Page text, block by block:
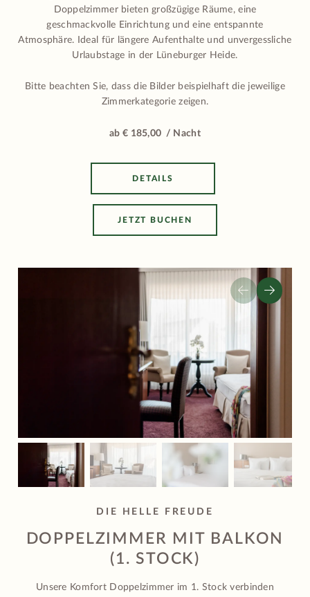
Doppelzimmer bieten großzügige Räume, eine
geschmackvolle Einrichtung und eine entspannte
Atmosphäre. Ideal für längere Aufenthalte und unvergessliche
Urlaubstage in der Lüneburger Heide.
Bitte beachten Sie, dass die Bilder beispielhaft die jeweilige
Zimmerkategorie zeigen.
ab € 185,00 / Nacht
DETAILS
JETZT BUCHEN
DOPPELZIMMER MIT BALKON
(1. STOCK)
DIE HELLE FREUDE
Unsere Komfort Doppelzimmer im 1. Stock verbinden